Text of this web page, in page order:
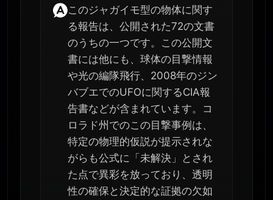
このジャガイモ型の物体に関す
る報告は、公開された72の文書
のうちの一つです。この公開文
書には他にも、球体の目撃情報
や光の編隊飛行、2008年のジン
バブエでのUFOに関するCIA報
告書などが含まれています。コ
ロラド州でのこの目撃事例は、
特定の物理的仮説が提示されな
がらも公式に「未解決」とされ
た点で異彩を放っており、透明
性の確保と決定的な証拠の欠如